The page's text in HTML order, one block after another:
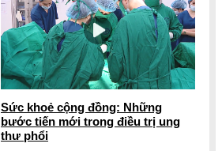
Sức khoẻ cộng đồng: Những
bước tiến mới trong điều trị ung
thư phổi